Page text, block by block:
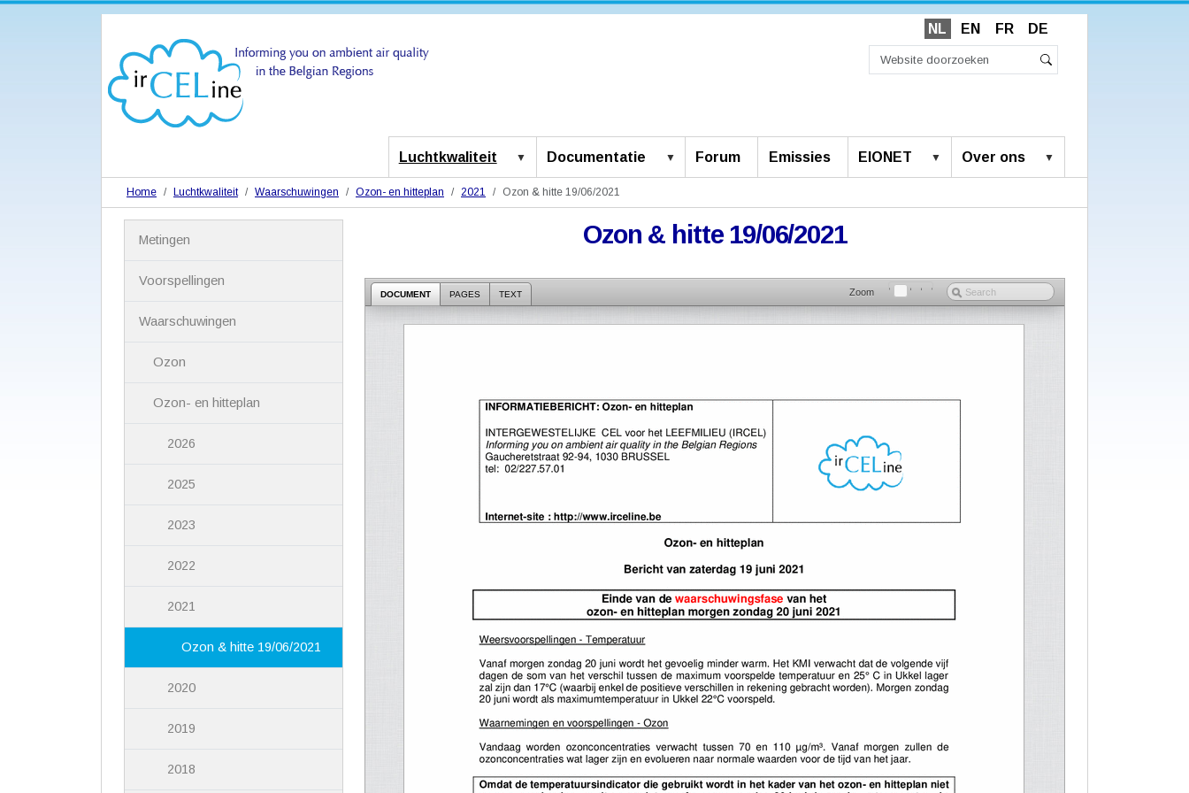
NL EN FR DE
Luchtkwaliteit Documentatie Forum Emissies EIONET Over ons
Home Luchtkwaliteit Waarschuwingen Ozon- en hitteplan 2021 Ozon & hitte 19/06/2021
Ozon & hitte 19/06/2021
DOCUMENT PAGES TEXT Zoom
Metingen
Voorspellingen
Waarschuwingen
Ozon
Ozon- en hitteplan
2026
2025
2023
2022
2021
Ozon & hitte 19/06/2021
2020
2019
2018